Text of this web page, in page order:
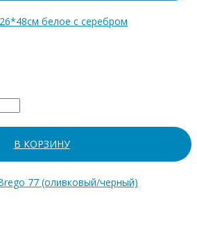
белое с серебром
В КОРЗИНУ
77 (оливковый/черный)